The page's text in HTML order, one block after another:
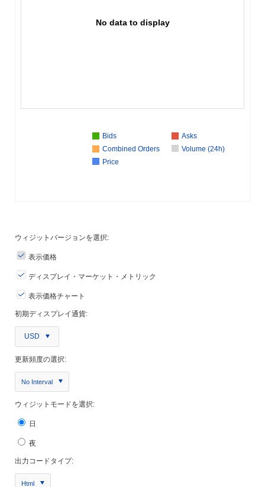
No data to display
Bids
Asks
Combined Orders
Volume (24h)
Price
ウィジットバージョンを選択:
表示価格
ディスプレイ・マーケット・メトリック
表示価格チャート
初期ディスプレイ通貨:
USD
更新頻度の選択:
No Interval
ウィジットモードを選択:
日
夜
出力コードタイプ:
Html